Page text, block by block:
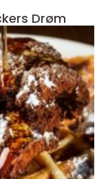
Drøm